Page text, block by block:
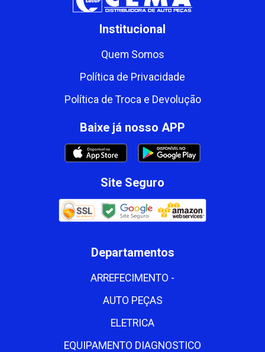
Institucional
Quem Somos
Política de Privacidade
Política de Troca e Devolução
Baixe já nosso APP
Site Seguro
Departamentos
ARREFECIMENTO -
AUTO PEÇAS
ELETRICA
EQUIPAMENTO DIAGNOSTICO